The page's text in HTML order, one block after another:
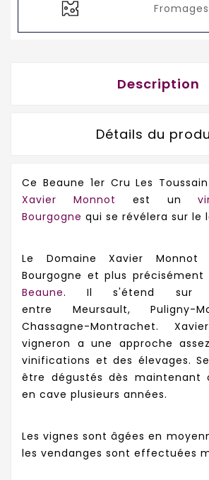
Fromages
Description
Détails du
Ce Beaune 1er Cru Les
Xavier Monnot est un
Bourgogne qui se révélera sur le
Le Domaine Xavier
Bourgogne et plus
Beaune. Il s'étend sur
entre Meursault, Puligny-
Chassagne-Montrachet.
vigneron a une approche
vinifications et des élevages.
être dégustés dès maintenant
en cave plusieurs années.
Les vignes sont âgées en
les vendanges sont effectuées